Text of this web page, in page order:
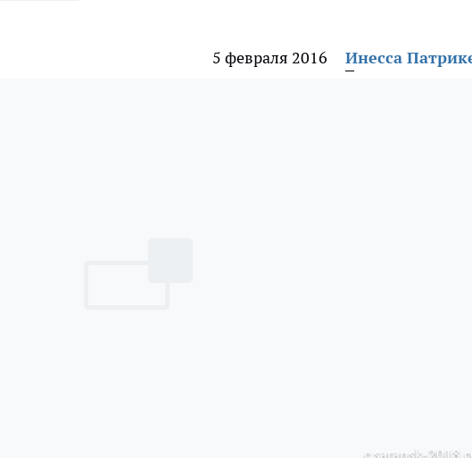
5 февраля 2016 Инесса
с saransk-